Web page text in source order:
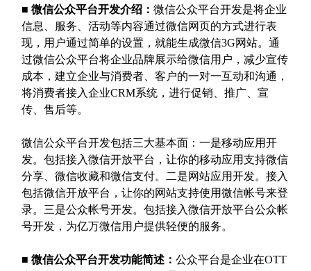
■ 微信公众平台开发介绍：微信公众平台开发是将企业
信息、服务、活动等内容通过微信网页的方式进行表
现，用户通过简单的设置，就能生成微信3G网站。通
过微信公众平台将企业品牌展示给微信用户，减少宣传
成本，建立企业与消费者、客户的一对一互动和沟通，
将消费者接入企业CRM系统，进行促销、推广、宣
传、售后等。
微信公众平台开发包括三大基本面：一是移动应用开
发。包括接入微信开放平台，让你的移动应用支持微信
分享、微信收藏和微信支付。二是网站应用开发。接入
包括微信开放平台，让你的网站支持使用微信帐号来登
录。三是公众帐号开发。包括接入微信开放平台公众帐
号开发，为亿万微信用户提供轻便的服务。
■微信公众平台开发功能简述：公众平台是企业在OTT